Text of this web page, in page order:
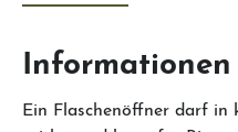
Ein Flaschenöffner darf in